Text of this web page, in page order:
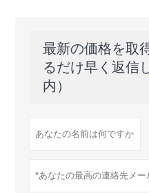
最新の価格を取
るだけ早く返信
内）